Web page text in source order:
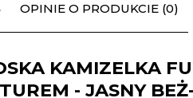
OPINIE O PRODUKCIE (0)
KAMIZELKA
- JASNY